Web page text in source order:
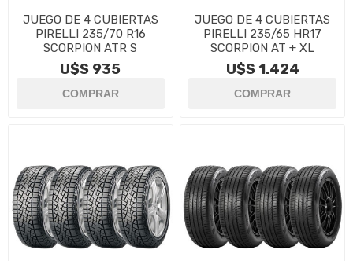
JUEGO DE 4 CUBIERTAS
PIRELLI 235/70 R16
SCORPION ATR S
U$S 935
JUEGO DE 4 CUBIERTAS
PIRELLI 235/65 HR17
SCORPION AT + XL
U$S 1.424